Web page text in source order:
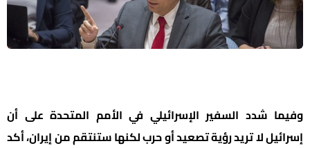
وفيما شدد السفير الإسرائيلي في الأمم المتحدة على أن
إسرائيل لا تريد رؤية تصعيد أو حرب لكنها ستنتقم من إيران، أكد